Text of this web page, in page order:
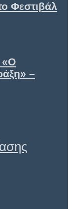
Φεστιβάλ
«Ο
–